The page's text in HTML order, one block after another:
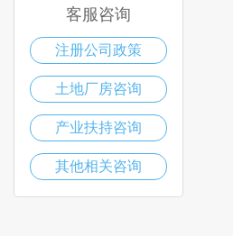
客服咨询
注册公司政策
土地厂房咨询
产业扶持咨询
其他相关咨询